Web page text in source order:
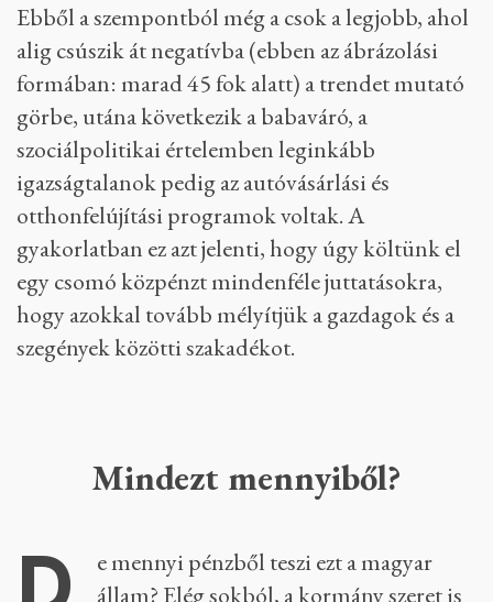
Ebből a szempontból még a csok a legjobb, ahol
alig csúszik át negatívba (ebben az ábrázolási
formában: marad 45 fok alatt) a trendet mutató
görbe, utána következik a babaváró, a
szociálpolitikai értelemben leginkább
igazságtalanok pedig az autóvásárlási és
otthonfelújítási programok voltak. A
gyakorlatban ez azt jelenti, hogy úgy költünk el
egy csomó közpénzt mindenféle juttatásokra,
hogy azokkal tovább mélyítjük a gazdagok és a
szegények közötti szakadékot.
Mindezt mennyiből?
e mennyi pénzből teszi ezt a magyar
állam? Elég sokból, a kormány szeret is